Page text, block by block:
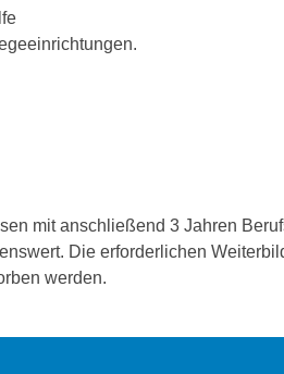
mit anschließend 3 Jahren
Die erforderlichen
werden.